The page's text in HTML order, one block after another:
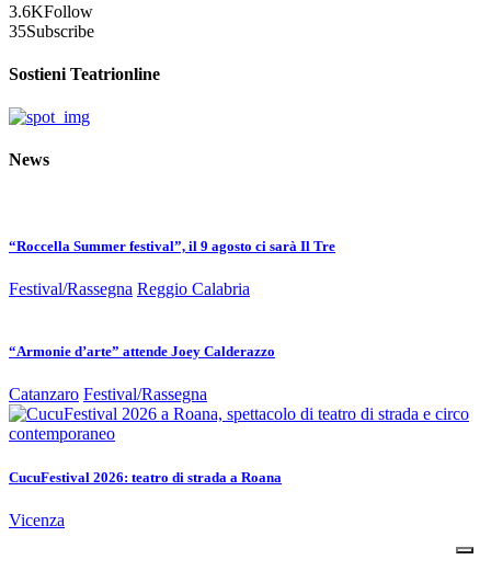
3.6KFollow
35Subscribe
Sostieni Teatrionline
News
“Roccella Summer festival”, il 9 agosto ci sarà Il Tre
Festival/Rassegna Reggio Calabria
“Armonie d’arte” attende Joey Calderazzo
Catanzaro Festival/Rassegna
CucuFestival 2026: teatro di strada a Roana
Vicenza